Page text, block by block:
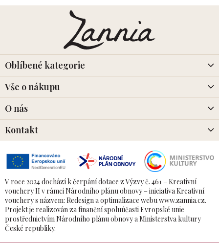
t
Oblíbené kategorie
Vše o nákupu
O nás
Kontakt
V roce 2024 dochází k čerpání dotace z Výzvy č. 461 – Kreativní
vouchery II v rámci Národního plánu obnovy – iniciativa Kreativní
vouchery s názvem: Redesign a optimalizace webu www.zannia.cz.
Projekt je realizován za finanční spoluúčasti Evropské unie
prostřednictvím Národního plánu obnovy a Ministerstva kultury
České republiky.